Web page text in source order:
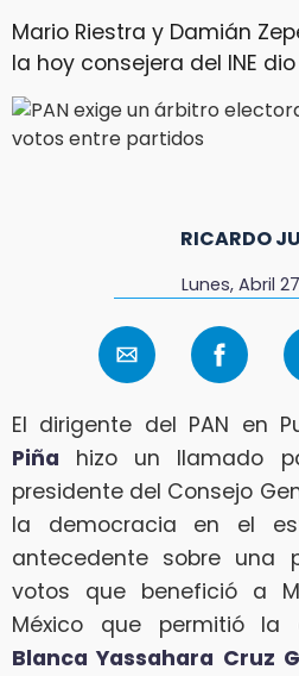
Mario Riestra y Damián
la hoy consejera del INE
RICARDO
Lunes, Abril
El dirigente del PAN en
Piña hizo un llamado
presidente del Consejo
la democracia en el
antecedente sobre una
votos que benefició a
México que permitió la
Blanca Yassahara Cruz